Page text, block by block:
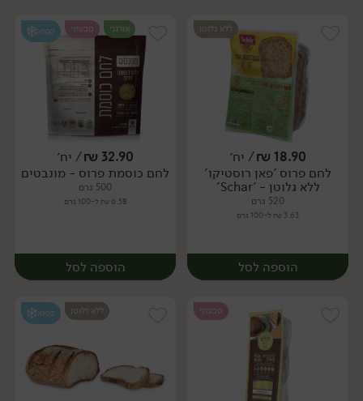
יח׳ יח׳
ללא גלוטן
18.90
₪/ יח׳
לחם פרוס 'פאן רוסטיקו'
ללא גלוטן - 'Schar'
520 גרם
3.63 ₪ ל-100 גרם
הוספה לסל
אורגני טבעוני קפוא
32.90
₪/ יח׳
לחם כוסמת פרוס - מונבטים
500 גרם
6.58 ₪ ל-100 גרם
הוספה לסל
טבעוני ללא גלוטן קפוא